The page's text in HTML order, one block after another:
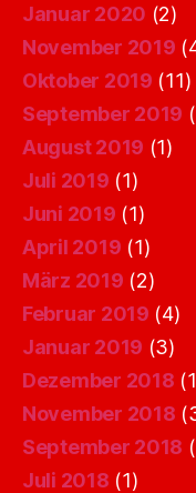
Januar 2020 (2)
November 2019
Oktober 2019 (11)
September 2019
August 2019 (1)
Juli 2019 (1)
Juni 2019 (1)
April 2019 (1)
März 2019 (2)
Februar 2019 (4)
Januar 2019 (3)
Dezember 2018
November 2018
September 2018
Juli 2018 (1)